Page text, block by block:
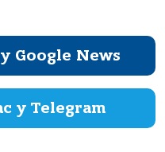
Google News
у Telegram